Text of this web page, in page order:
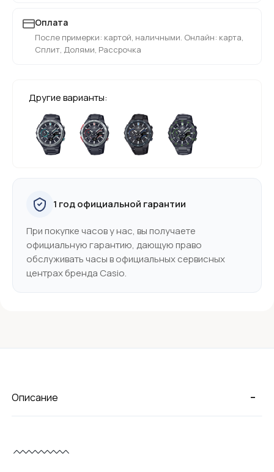
Оплата
После примерки: картой, наличными. Онлайн: карта,
Сплит, Долями, Рассрочка
Другие варианты:
1 год официальной гарантии
При покупке часов у нас, вы получаете
официальную гарантию, дающую право
обслуживать часы в официальных сервисных
центрах бренда Casio.
-
Описание